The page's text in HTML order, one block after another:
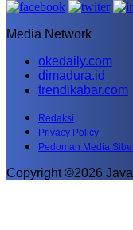
Media Network
okedaily.com
dimadura.id
trendikabar.com
Redaksi
Privacy Policy
Pedoman Media
Copyright ©2026